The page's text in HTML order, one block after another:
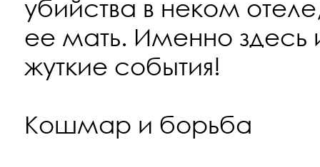
убийства в неком
ее мать. Именно здесь
жуткие события!
Кошмар и борьба